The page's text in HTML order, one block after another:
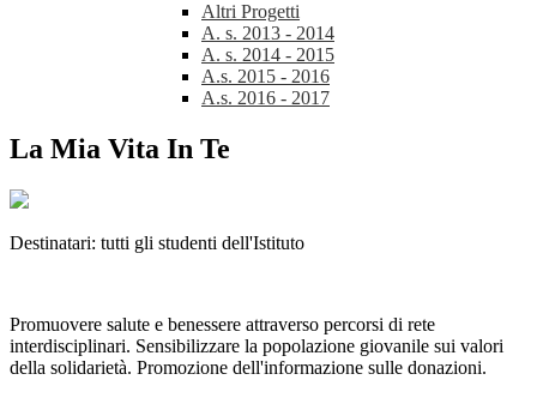
Altri Progetti
A. s. 2013 - 2014
A. s. 2014 - 2015
A.s. 2015 - 2016
A.s. 2016 - 2017
La Mia Vita In Te
Destinatari: tutti gli studenti dell'Istituto
Promuovere salute e benessere attraverso percorsi di rete
interdisciplinari. Sensibilizzare la popolazione giovanile sui valori
della solidarietà. Promozione dell'informazione sulle donazioni.